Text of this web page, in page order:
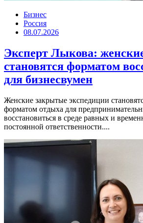
Бизнес
Россия
08.07.2026
Эксперт Лыкова:
становятся форматом
для бизнесвумен
Женские закрытые экспедиции
форматом отдыха для
восстановиться в среде равных и
постоянной ответственности....